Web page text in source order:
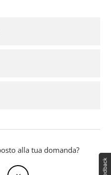
alla tua domanda?